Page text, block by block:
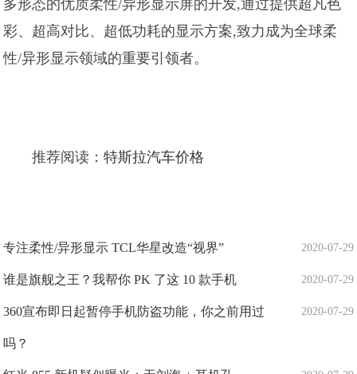
多形态的优质柔性/异形显示屏的开发,通过提供超凡色
彩、超高对比、超低功耗的显示方案,致力成为全球柔
性/异形显示领域的重要引领者。
推荐阅读：特斯拉汽车价格
2020-07-29
专注柔性/异形显示 TCL华星改造“视界”
2020-07-29
谁是旗舰之王？我帮你 PK 了这 10 款手机
2020-07-29
360宣布即日起暂停手机防盗功能，你之前用过
吗？